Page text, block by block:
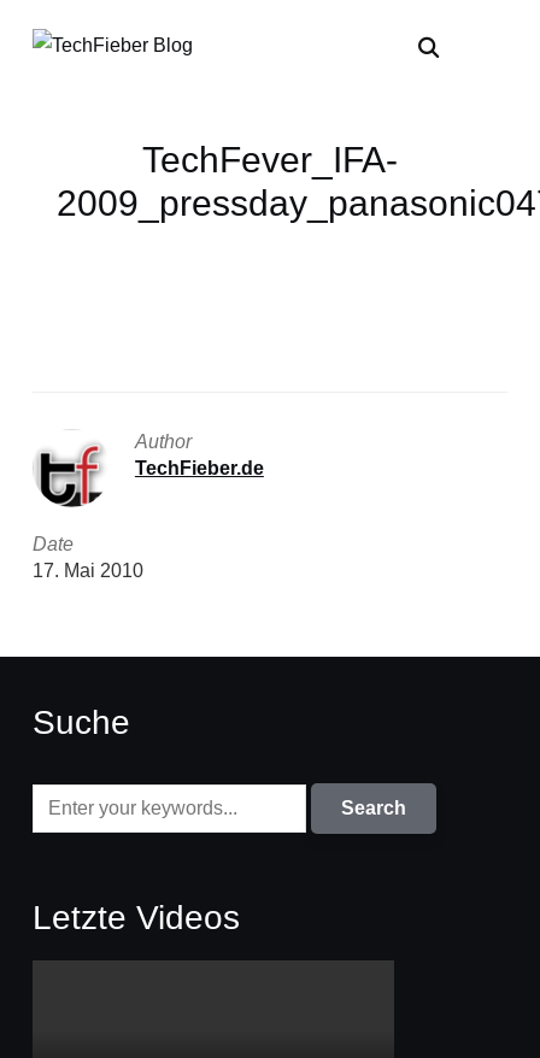
TechFever_IFA-
Author
TechFieber.de
Date
17. Mai 2010
Suche
Letzte Videos